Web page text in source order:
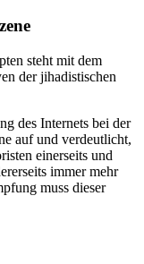
steht mit dem
der jihadistischen
des Internets bei der
auf und verdeutlicht,
einerseits und
immer mehr
muss dieser